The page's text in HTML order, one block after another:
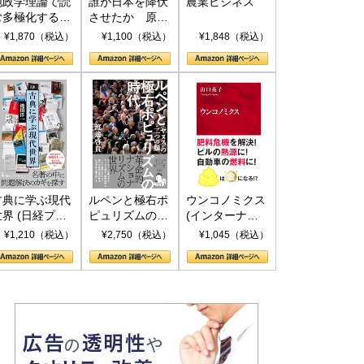
多極化する世
トランプと
¥1,870（税込）
させたか 原爆
投下、ソ連参
(PHP新書)
¥1,100（税込） ¥1,848（税込）
典に学ぶ現代
界 (日経プレ
アシリーズ)
¥1,210（税込）
ルペンと極右ポ
ピュリズムの時
代：〈ヤヌス〉
¥2,750（税込）
ウンコノミクス
(インターナシ
ョナル新書)
¥1,045（税込）